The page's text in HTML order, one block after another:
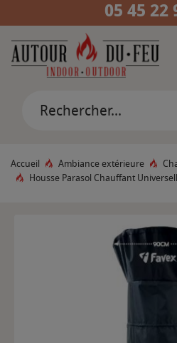
05 45 22
Accueil Ambiance extérieure
Housse Parasol Chauffant